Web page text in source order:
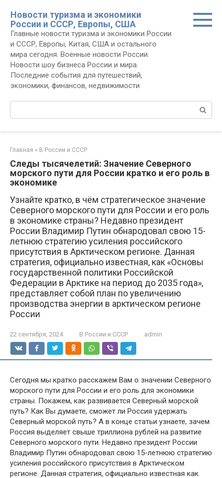
контенту
Новости туризма и экономики
России и СССР, Европы, США
Главные новости туризма и экономики России
и СССР, Европы, Китая, США и остального
мира сегодня. Военные новости России.
Новости шоу бизнеса России и мира.
Последние события для путешествий,
экономики, финансов, недвижимости
Поиск:
Главная » В России и СССР
Следы тысячелетий: Значение Северного
морского пути для России кратко и его роль в
экономике
Узнайте кратко, в чём стратегическое значение
Северного морского пути для России и его роль
в экономике страны? Недавно президент
России Владимир Путин обнародовал свою 15-
летнюю стратегию усиления российского
присутствия в Арктическом регионе. Данная
стратегия, официально известная, как «Основы
государственной политики Российской
Федерации в Арктике на период до 2035 года»,
представляет собой план по увеличению
производства энергии в арктическом регионе
России
22 сентября, 2024 В России и СССР admin
Сегодня мы кратко расскажем Вам о значении Северного
морского пути для России и его роль для экономики
страны. Покажем, как развивается Северный морской
путь? Как Вы думаете, сможет ли Россия удержать
Северный морской путь? А в конце статьи узнаете, зачем
Россия выделяет свыше триллиона рублей на развитие
Северного морского пути. Недавно президент России
Владимир Путин обнародовал свою 15-летнюю стратегию
усиления российского присутствия в Арктическом
регионе. Данная стратегия, официально известная как